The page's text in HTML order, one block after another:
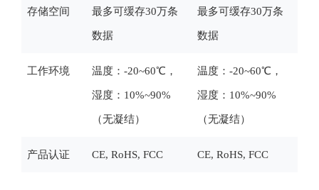
存储空间 最多可缓存30万条
数据
最多可缓存30万条
数据
工作环境 温度：-20~60℃，
湿度：10%~90%
（无凝结）
温度：-20~60℃，
湿度：10%~90%
（无凝结）
产品认证 CE, RoHS, FCC CE, RoHS, FCC